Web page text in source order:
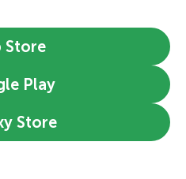
Store
Play
Store